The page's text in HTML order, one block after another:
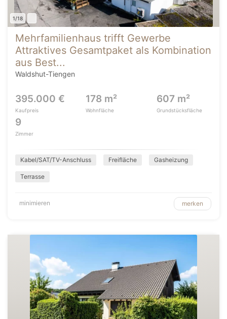
1/18
Mehrfamilienhaus trifft Gewerbe
Attraktives Gesamtpaket als Kombination
aus Best...
Waldshut-Tiengen
395.000 €
Kaufpreis
178 m²
Wohnfläche
607 m²
Grundstücksfläche
9
Zimmer
Kabel/SAT/TV-Anschluss Freifläche Gasheizung
Terrasse
minimieren merken